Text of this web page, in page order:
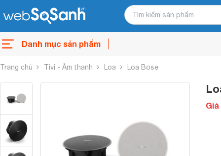
Danh mục sản phẩm
Trang chủ Tivi - Âm thanh Loa Loa Bose
Giá